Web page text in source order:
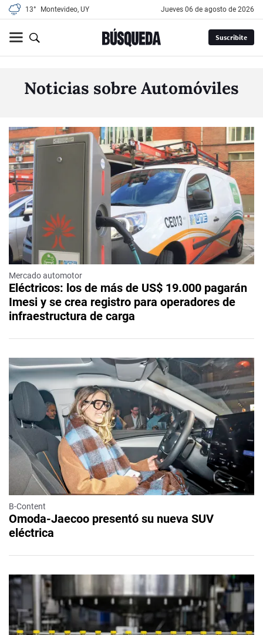
13° Montevideo, UY jueves 06 de agosto de 2026
Suscribite
Noticias sobre Automóviles
Mercado automotor
Eléctricos: los de más de US$ 19.000 pagarán
Imesi y se crea registro para operadores de
infraestructura de carga
B-Content
Omoda-Jaecoo presentó su nueva SUV
eléctrica